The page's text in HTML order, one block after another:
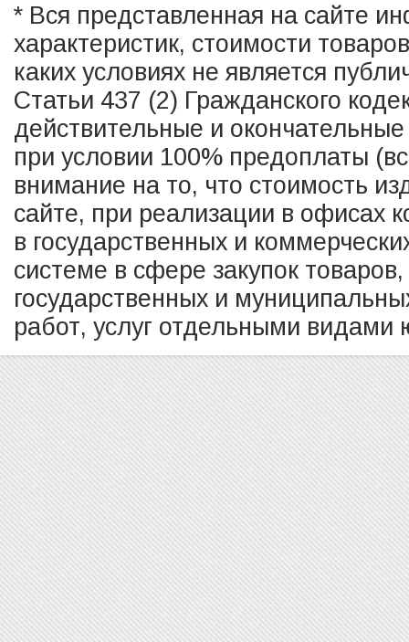
* Вся представленная на сайте
характеристик, стоимости
каких условиях не является
Статьи 437 (2) Гражданского
действительные и
при условии 100% предоплаты
внимание на то, что стоимость
сайте, при реализации в офисах
в государственных и
системе в сфере закупок
государственных и
работ, услуг отдельными видами